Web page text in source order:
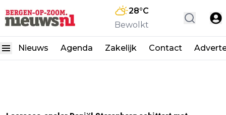
28°C
Bewolkt
Nieuws Agenda Zakelijk Contact